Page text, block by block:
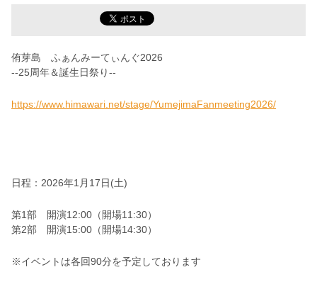
侑芽島 ふぁんみーてぃんぐ2026
--25周年＆誕生日祭り--
https://www.himawari.net/stage/YumejimaFanmeeting2026/
日程： 2026年1月17日(土)
第1部 開演12:00（開場11:30）
第2部 開演15:00（開場14:30）
※イベントは各回90分を予定しております